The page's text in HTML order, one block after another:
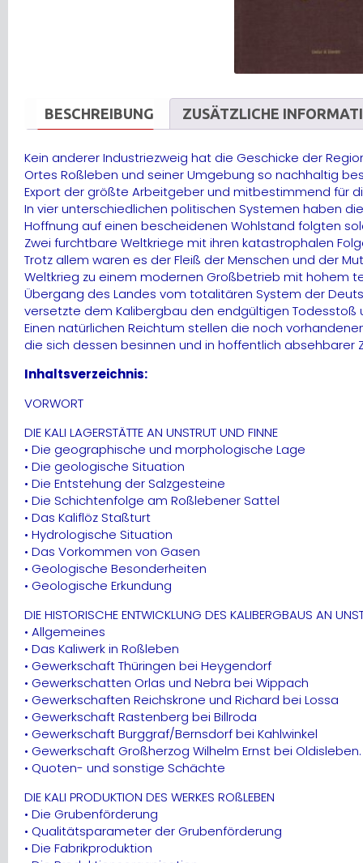
BESCHREIBUNG ZUSÄTZLICHE
Kein anderer Industriezweig hat die Geschicke der
Ortes Roßleben und seiner Umgebung so nachhaltig
Export der größte Arbeitgeber und mitbestimmend für
In vier unterschiedlichen politischen Systemen haben
Hoffnung auf einen bescheidenen Wohlstand folgten
Zwei furchtbare Weltkriege mit ihren katastrophalen
Trotz allem waren es der Fleiß der Menschen und der
Weltkrieg zu einem modernen Großbetrieb mit hohem
Übergang des Landes vom totalitären System der
versetzte dem Kalibergbau den endgültigen Todesstoß
Einen natürlichen Reichtum stellen die noch
die sich dessen besinnen und in hoffentlich absehbarer
Inhaltsverzeichnis:
VORWORT
DIE KALI LAGERSTÄTTE AN UNSTRUT UND FINNE
• Die geographische und morphologische Lage
• Die geologische Situation
• Die Entstehung der Salzgesteine
• Die Schichtenfolge am Roßlebener Sattel
• Das Kaliflöz Staßturt
• Hydrologische Situation
• Das Vorkommen von Gasen
• Geologische Besonderheiten
• Geologische Erkundung
DIE HISTORISCHE ENTWICKLUNG DES KALIBERGBAUS AN
• Allgemeines
• Das Kaliwerk in Roßleben
• Gewerkschaft Thüringen bei Heygendorf
• Gewerkschatten Orlas und Nebra bei Wippach
• Gewerkschaften Reichskrone und Richard bei Lossa
• Gewerkschaft Rastenberg bei Billroda
• Gewerkschaft Burggraf/Bernsdorf bei Kahlwinkel
• Gewerkschaft Großherzog Wilhelm Ernst bei Oldisleben.
• Quoten- und sonstige Schächte
DIE KALI PRODUKTION DES WERKES ROßLEBEN
• Die Grubenförderung
• Qualitätsparameter der Grubenförderung
• Die Fabrikproduktion